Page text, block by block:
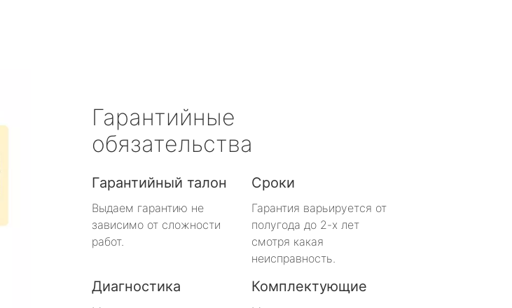
Гарантийные
обязательства
Гарантийный талон
Выдаем гарантию не
зависимо от сложности
работ.
Сроки
Гарантия варьируется от
полугода до 2-х лет
смотря какая
неисправность.
Диагностика Комплектующие